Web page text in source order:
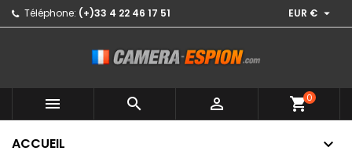
Téléphone: (+)33 4 22 46 17 51 EUR € 
   shopping_cart0
ACCUEIL